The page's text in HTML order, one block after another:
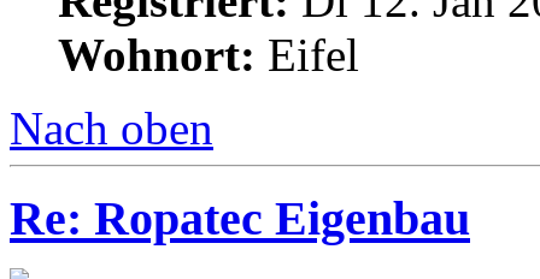
Wohnort: Eifel
Nach oben
Re: Ropatec Eigenbau